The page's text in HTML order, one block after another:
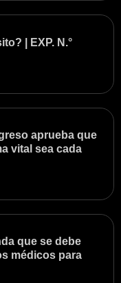
| EXP. N.°
aprueba que
vital sea cada
que se debe
médicos para